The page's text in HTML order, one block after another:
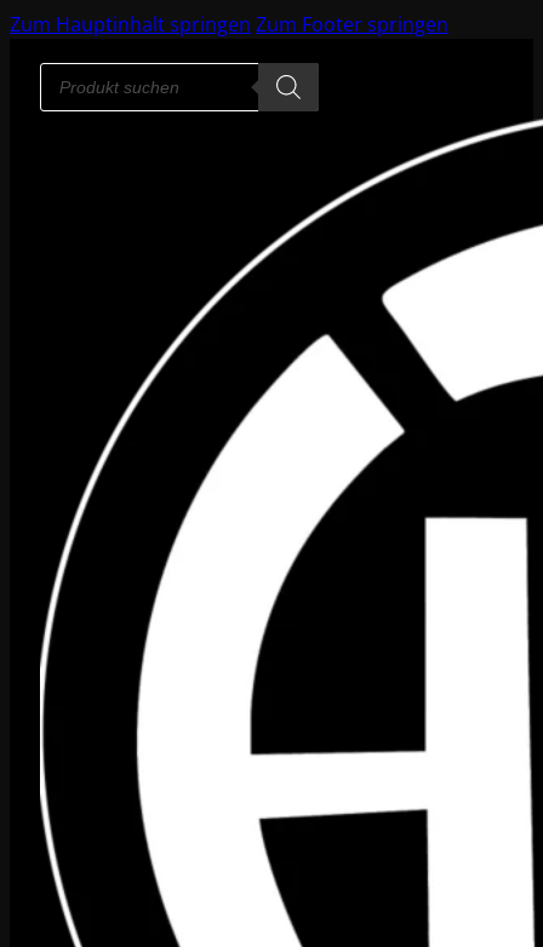
Zum Hauptinhalt springen Zum Footer springen
Products
search